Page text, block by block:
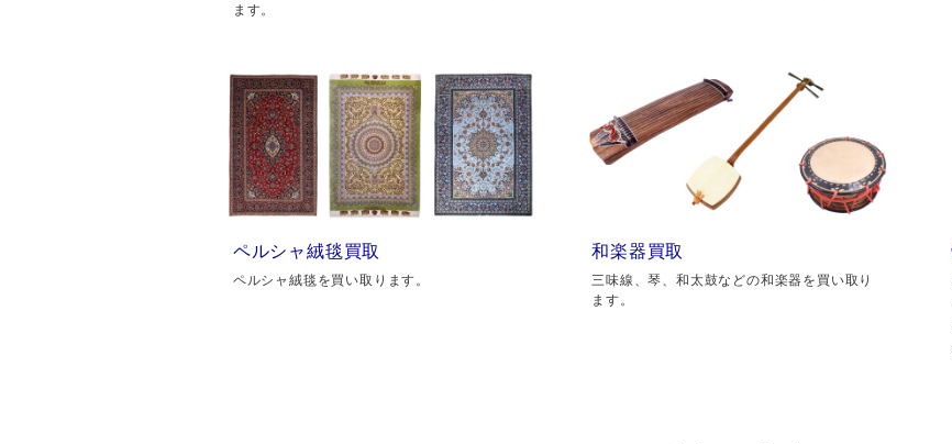
ます。
ペルシャ絨毯買取
ペルシャ絨毯を買い取ります。
和楽器買取
三味線、琴、和太鼓などの和楽器を買い取り
ます。